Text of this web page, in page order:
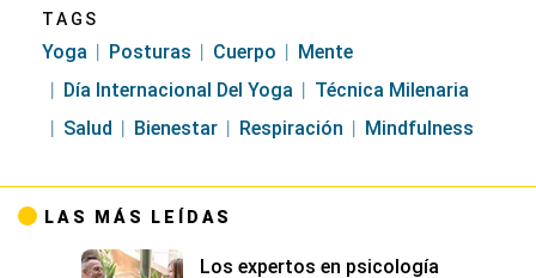
Salud
LAS MÁS LEÍDAS
1
estrés, sino que saben gestionarlo
emocional